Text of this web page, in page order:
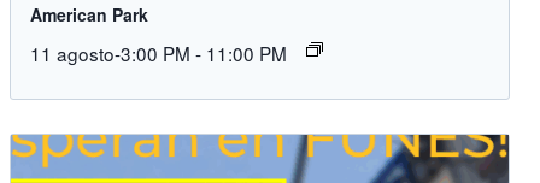
American Park
11 agosto-3:00 PM - 11:00 PM